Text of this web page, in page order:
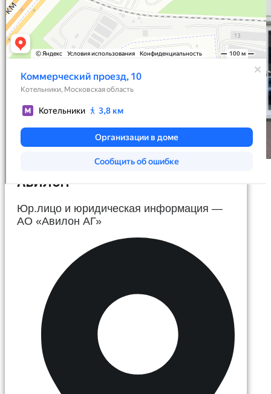
АВИЛОН
Юр.лицо и юридическая информация —
АО «Авилон АГ»